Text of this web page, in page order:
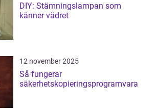
DIY: Stämningslampan som
känner vädret
12 november 2025
Så fungerar
säkerhetskopieringsprogramvara